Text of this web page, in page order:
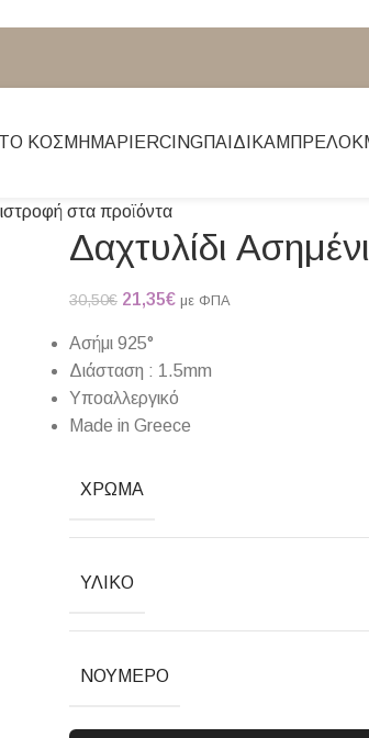
ΚΌΣΜΗΜΑ PIERCINGΠΑΙΔΙΚΆ ΜΠΡΕΛΌΚ
στα προϊόντα
Δαχτυλίδι
30,50€ 21,35€ με ΦΠΑ
Ασήμι 925°
Διάσταση : 1.5mm
Υποαλλεργικό
Made in Greece
ΧΡΏΜΑ
ΥΛΙΚΌ
ΝΟΎΜΕΡΟ